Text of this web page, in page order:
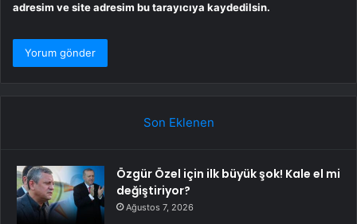
adresim ve site adresim bu tarayıcıya kaydedilsin.
Son Eklenen
Özgür Özel için ilk büyük şok! Kale el mi
değiştiriyor?
Ağustos 7, 2026